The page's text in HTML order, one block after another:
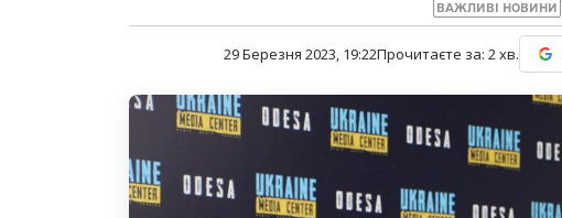
ВАЖЛИВІ НОВИНИ
29 Березня 2023, 19:22Прочитаєте за: 2хв.